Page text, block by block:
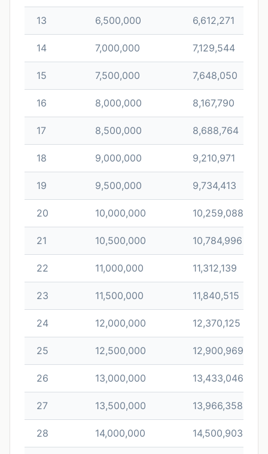
13 6,500,000 6,612,271
14 7,000,000 7,129,544
15 7,500,000 7,648,050
16 8,000,000 8,167,790
17 8,500,000 8,688,764
18 9,000,000 9,210,971
19 9,500,000 9,734,413
20 10,000,000 10,259,088
21 10,500,000 10,784,996
22 11,000,000 11,312,139
23 11,500,000 11,840,515
24 12,000,000 12,370,125
25 12,500,000 12,900,969
26 13,000,000 13,433,046
27 13,500,000 13,966,358
28 14,000,000 14,500,903